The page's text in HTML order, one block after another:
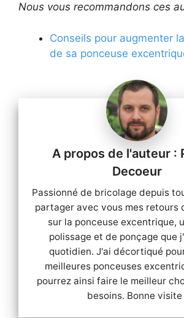
Nous vous recommandons ces
Conseils pour augmenter
de sa ponceuse
Decoeur
Passionné de bricolage depuis
partager avec vous mes retours
sur la ponceuse excentrique,
polissage et de ponçage que
quotidien. J'ai décortiqué
meilleures ponceuses
pourrez ainsi faire le meilleur
besoins. Bonne visite